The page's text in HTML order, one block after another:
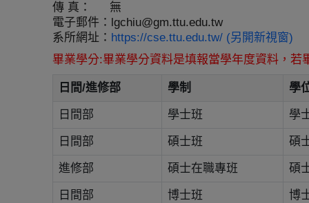
傳 真：
無
電子郵件： lgchiu@gm.ttu.edu.tw
系所網址： https://cse.ttu.edu.tw/ (另開新視窗)
畢業學分:畢業學分資料是填報當學年度資料，
日間/進修部 學制 學
日間部 學士班 學
日間部 碩士班 碩
進修部 碩士在職專班 碩
日間部 博士班 博